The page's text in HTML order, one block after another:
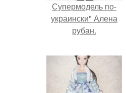
Супермодель по-
украински" Алена
рубан.